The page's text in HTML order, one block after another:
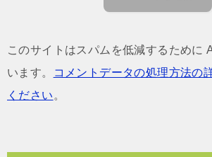
このサイトはスパムを低減するために
います。
コメントデータの処理方法の
ください 。